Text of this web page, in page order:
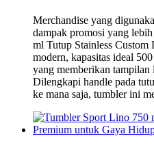
Merchandise yang
dampak promosi yang
ml Tutup Stainless Custom
modern, kapasitas ideal
yang memberikan tampilan
Dilengkapi handle pada
ke mana saja, tumbler ini